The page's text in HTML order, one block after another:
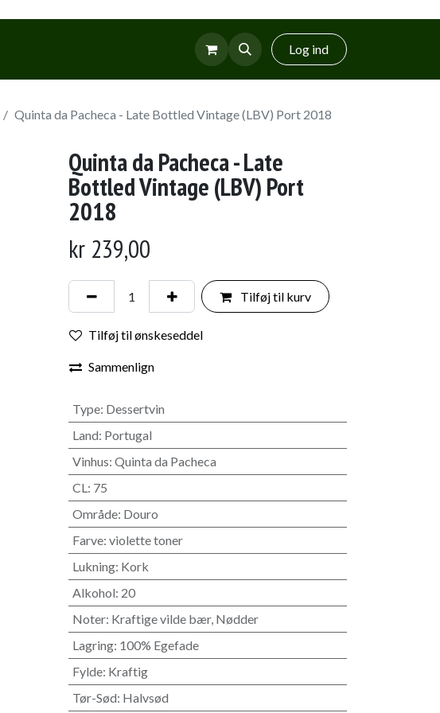
Log ind
Quinta da Pacheca - Late Bottled Vintage (LBV) Port 2018
Quinta da Pacheca - Late
Bottled Vintage (LBV) Port
2018
kr 239,00
Tilføj til kurv
Tilføj til ønskeseddel
Sammenlign
Type: Dessertvin
Land: Portugal
Vinhus: Quinta da Pacheca
CL : 75
Område: Douro
Farve: violette toner
Lukning: Kork
Alkohol: 20
Noter: Kraftige vilde bær, Nødder
Lagring: 100% Egefade
Fylde: Kraftig
Tør-Sød: Halvsød